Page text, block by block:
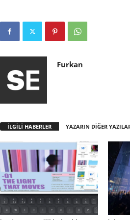
Furkan
İLGİLİ HABERLER YAZARIN DİĞER